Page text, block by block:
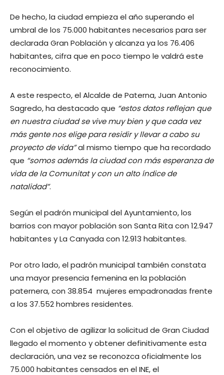
De hecho, la ciudad empieza el año superando el
umbral de los 75.000 habitantes necesarios para ser
declarada Gran Población y alcanza ya los 76.406
habitantes, cifra que en poco tiempo le valdrá este
reconocimiento.
A este respecto, el Alcalde de Paterna, Juan Antonio
Sagredo, ha destacado que “estos datos reflejan que
en nuestra ciudad se vive muy bien y que cada vez
más gente nos elige para residir y llevar a cabo su
proyecto de vida”al mismo tiempo que ha recordado
que “somos además la ciudad con más esperanza de
vida de la Comunitat y con un alto índice de
natalidad”.
Según el padrón municipal del Ayuntamiento, los
barrios con mayor población son Santa Rita con 12.947
habitantes y La Canyada con 12.913 habitantes.
Por otro lado, el padrón municipal también constata
una mayor presencia femenina en la población
paternera, con 38.854 mujeres empadronadas frente
a los 37.552 hombres residentes.
Con el objetivo de agilizar la solicitud de Gran Ciudad
llegado el momento y obtener definitivamente esta
declaración, una vez se reconozca oficialmente los
75.000 habitantes censados en el INE, el